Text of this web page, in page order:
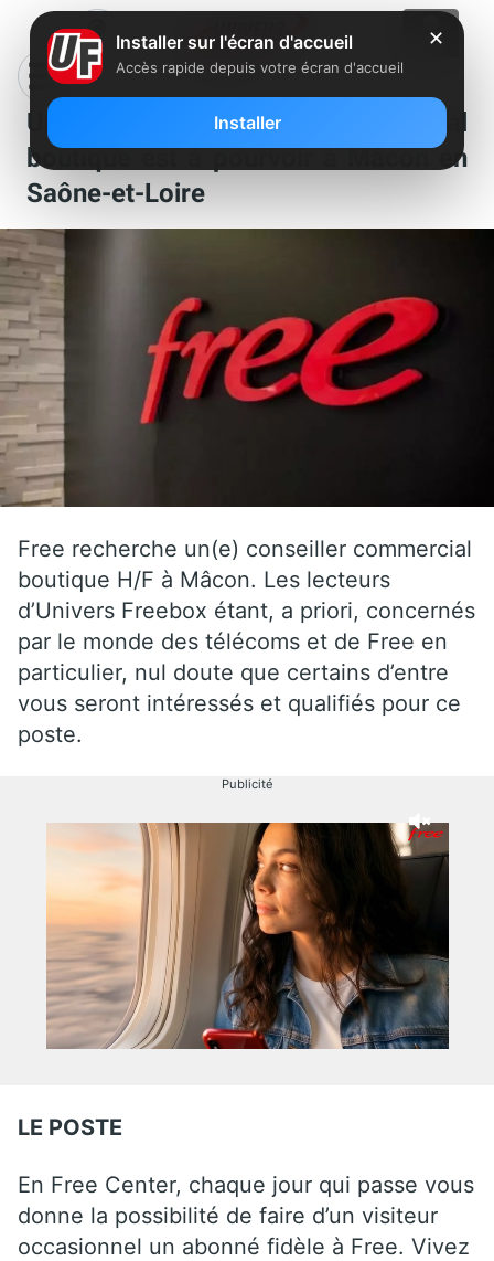
Un poste de conseiller commercial
boutique est à pourvoir à Mâcon en
Saône-et-Loire
Free recherche un(e) conseiller commercial
boutique H/F à Mâcon. Les lecteurs
d’Univers Freebox étant, a priori, concernés
par le monde des télécoms et de Free en
particulier, nul doute que certains d’entre
vous seront intéressés et qualifiés pour ce
poste.
Publicité
LE POSTE
En Free Center, chaque jour qui passe vous
donne la possibilité de faire d’un visiteur
occasionnel un abonné fidèle à Free. Vivez
✕
Installer sur l'écran d'accueil
Accès rapide depuis votre écran d'accueil
Installer